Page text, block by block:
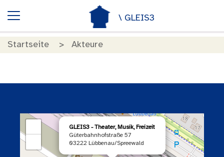
\ GLEIS3
Startseite Akteure
GLEIS3 - Theater, Musik, Freizeit
Güterbahnhofstraße 57
03222 Lübbenau/Spreewald